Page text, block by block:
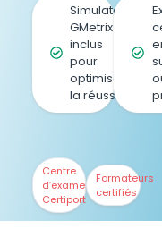
Simulateur
GMetrix
inclus
pour
optimiser
la réussite
Centre
d’examen
Certiport
Formateurs
certifiés